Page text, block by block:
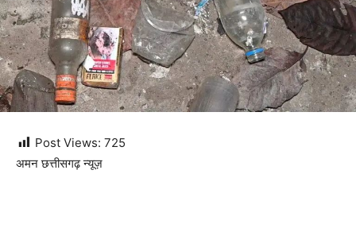
Post Views: 725
अमन छत्तीसगढ़ न्यूज़